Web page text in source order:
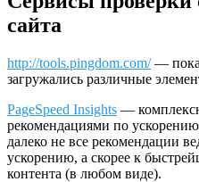
сайта
http://tools.pingdom.com/—
загружались различные
PageSpeed Insights —
рекомендациями по
далеко не все рекомендации
ускорению, а скорее к
контента (в любом виде).